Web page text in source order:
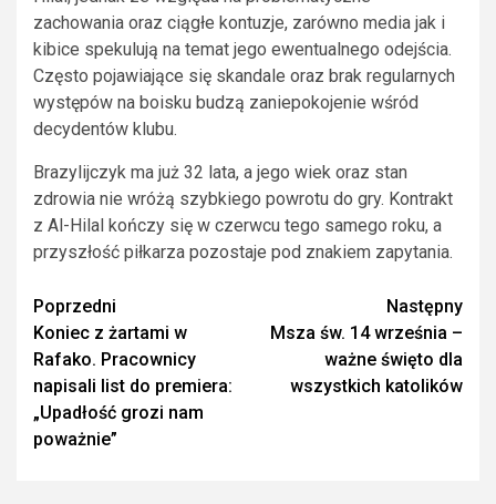
zachowania oraz ciągłe kontuzje, zarówno media jak i
kibice spekulują na temat jego ewentualnego odejścia.
Często pojawiające się skandale oraz brak regularnych
występów na boisku budzą zaniepokojenie wśród
decydentów klubu.
Brazylijczyk ma już 32 lata, a jego wiek oraz stan
zdrowia nie wróżą szybkiego powrotu do gry. Kontrakt
z Al-Hilal kończy się w czerwcu tego samego roku, a
przyszłość piłkarza pozostaje pod znakiem zapytania.
Zobacz
wpisy
Poprzedni
Koniec z żartami w
Rafako. Pracownicy
napisali list do premiera:
„Upadłość grozi nam
poważnie”
Następny
Msza św. 14 września –
ważne święto dla
wszystkich katolików